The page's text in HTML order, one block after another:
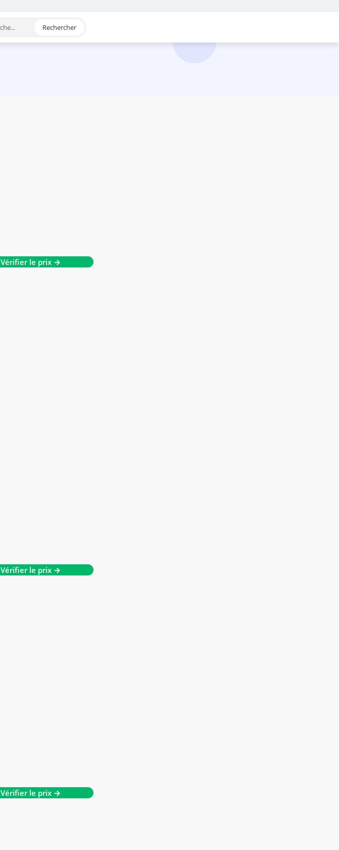
Rechercher
Vérifier le prix →
Vérifier le prix →
Vérifier le prix →